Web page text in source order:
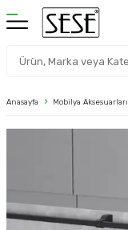
Anasayfa Mobilya Aksesuarları